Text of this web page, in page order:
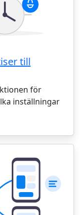
till
för
inställningar